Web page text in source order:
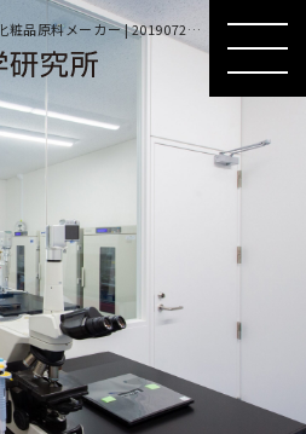
東京都新宿の医薬品・健康食品・化粧品原料メーカー | 20190725154544_bgjeuk5d2v